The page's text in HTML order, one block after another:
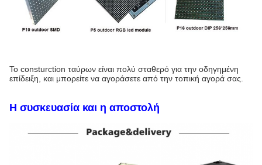
Το consturction ταύρων είναι πολύ σταθερό για την οδηγημένη
επίδειξη, και μπορείτε να αγοράσετε από την τοπική αγορά σας.
Η συσκευασία και η αποστολή